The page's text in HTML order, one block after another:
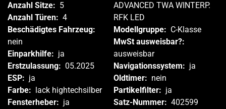
Anzahl Sitze: 5
Anzahl Türen: 4
Beschädigtes Fahrzeug:
nein
Einparkhilfe: ja
Erstzulassung: 05.2025
ESP: ja
Farbe:
lack hightechsilber
Fensterheber: ja
ADVANCED TWA WINTERP.
RFK LED
Modellgruppe: C-Klasse
MwSt ausweisbar?:
ausweisbar
Navigationssystem: ja
Oldtimer: nein
Partikelfilter: ja
Satz-Nummer: 402599